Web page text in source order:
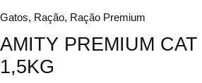
Gatos, Ração, Ração Premium
AMITY PREMIUM
1,5KG